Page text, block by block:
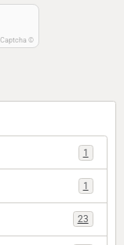
©
1
1
23